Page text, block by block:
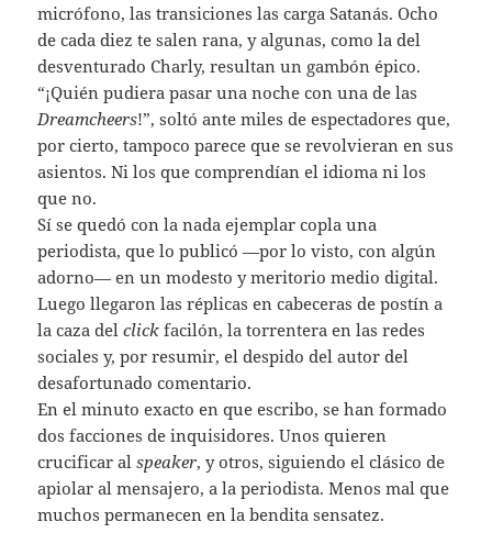
micrófono, las transiciones las carga Satanás. Ocho
de cada diez te salen rana, y algunas, como la del
desventurado Charly, resultan un gambón épico.
“¡Quién pudiera pasar una noche con una de las
Dreamcheers!”, soltó ante miles de espectadores que,
por cierto, tampoco parece que se revolvieran en sus
asientos. Ni los que comprendían el idioma ni los
que no.
Sí se quedó con la nada ejemplar copla una
periodista, que lo publicó —por lo visto, con algún
adorno— en un modesto y meritorio medio digital.
Luego llegaron las réplicas en cabeceras de postín a
la caza delclick facilón, la torrentera en las redes
sociales y, por resumir, el despido del autor del
desafortunado comentario.
En el minuto exacto en que escribo, se han formado
dos facciones de inquisidores. Unos quieren
crucificar alspeaker, y otros, siguiendo el clásico de
apiolar al mensajero, a la periodista. Menos mal que
muchos permanecen en la bendita sensatez.